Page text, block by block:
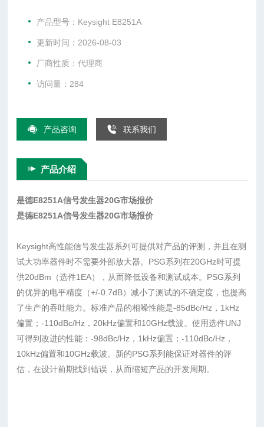
时可提供20dBm（选件1EA），从而降低设备和测试成本。PS
产品型号：Keysight E8251A
更新时间：2026-08-03
厂商性质：代理商
访问量：284
产品咨询 联系我们
产品介绍
是德E8251A信号发生器20G市场报价
是德E8251A信号发生器20G市场报价
Keysight高性能信号发生器系列可提供对产品的评测，并且在测
试大功率器件时不需要外部放大器。PSG系列在20GHz时可提
供20dBm（选件1EA），从而降低设备和测试成本。PSG系列
的优异的电平精度（+/-0.7dB）减小了测试的不确定度，也提高
了生产的吞吐能力。标准产品的相噪性能是-85dBc/Hz，1kHz
偏置；-110dBc/Hz，20kHz偏置和10GHz载波。使用选件UNJ
可得到改进的性能：-98dBc/Hz，1kHz偏置；-110dBc/Hz，
10kHz偏置和10GHz载波。新的PSG系列能保证对器件的评
估，在设计前期找到错误，从而缩短产品的开发周期。